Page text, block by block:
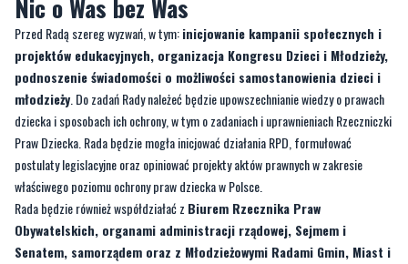
CZYTAJ TEŻ:Tata w domu? Mężczyźni przełamują
stereotypy
Nic o Was bez Was
Przed Radą szereg wyzwań, w tym:inicjowanie kampanii społecznych i
projektów edukacyjnych, organizacja Kongresu Dzieci i Młodzieży,
podnoszenie świadomości o możliwości samostanowienia dzieci i
młodzieży. Do zadań Rady należeć będzie upowszechnianie wiedzy o prawach
dziecka i sposobach ich ochrony, w tym o zadaniach i uprawnieniach Rzeczniczki
Praw Dziecka. Rada będzie mogła inicjować działania RPD, formułować
postulaty legislacyjne oraz opiniować projekty aktów prawnych w zakresie
właściwego poziomu ochrony praw dziecka w Polsce.